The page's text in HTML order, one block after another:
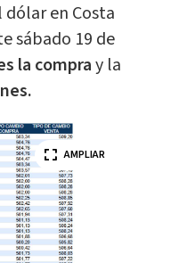
en Costa
sábado 19 de
la compray la
AMPLIAR